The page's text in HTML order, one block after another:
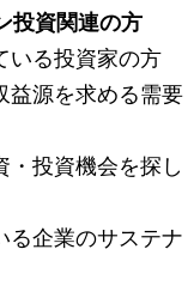
投資関連の方
いる投資家の方
益源を求める需要
投資機会を探し
企業のサステナ